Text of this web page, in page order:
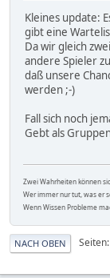
Kleines update:
gibt eine
Da wir gleich
andere Spieler
daß unsere
werden ;-)
Fall sich noch
Gebt als
Zwei Wahrheiten können
Wer immer nur tut, was er
Wenn Wissen Probleme
NACH OBEN Seiten